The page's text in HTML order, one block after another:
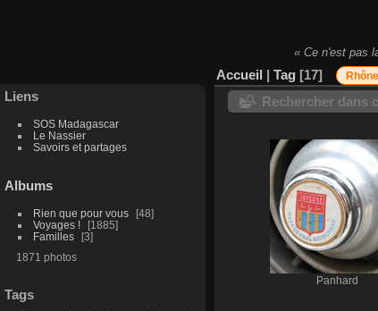
« Ce n'est pas
Liens
SOS Madagascar
Le Nassier
Savoirs et partages
Albums
Rien que pour vous
48
Voyages !
1885
Familles
3
1871 photos
Tags
Accueil | Tag 17
Rechercher dans
Panhard